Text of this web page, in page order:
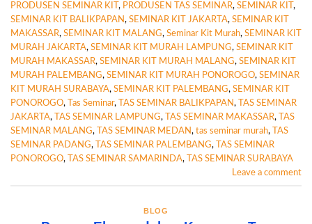
PRODUSEN SEMINAR KIT , PRODUSEN TAS SEMINAR, SEMINAR KIT ,
SEMINAR KIT BALIKPAPAN, SEMINAR KIT JAKARTA, SEMINAR KIT
MAKASSAR, SEMINAR KIT MALANG, Seminar Kit Murah, SEMINAR KIT
MURAH JAKARTA, SEMINAR KIT MURAH LAMPUNG, SEMINAR KIT
MURAH MAKASSAR, SEMINAR KIT MURAH MALANG, SEMINAR KIT
MURAH PALEMBANG, SEMINAR KIT MURAH PONOROGO, SEMINAR
KIT MURAH SURABAYA, SEMINAR KIT PALEMBANG, SEMINAR KIT
PONOROGO, Tas Seminar, TAS SEMINAR BALIKPAPAN,
TAS SEMINAR
JAKARTA, TAS SEMINAR LAMPUNG, TAS SEMINAR MAKASSAR,
TAS
SEMINAR MALANG, TAS SEMINAR MEDAN, tas seminar murah,
TAS
SEMINAR PADANG, TAS SEMINAR PALEMBANG,
TAS SEMINAR
PONOROGO, TAS SEMINAR SAMARINDA,
TAS SEMINAR SURABAYA
Leave a comment
BLOG